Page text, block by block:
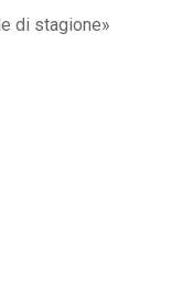
di stagione»